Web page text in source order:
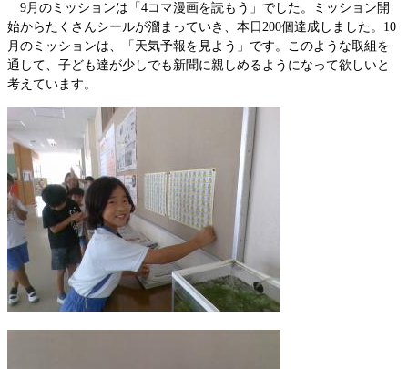
9月のミッションは「4コマ漫画を読もう」でした。ミッション開
始からたくさんシールが溜まっていき、本日200個達成しました。10
月のミッションは、「天気予報を見よう」です。このような取組を
通して、子ども達が少しでも新聞に親しめるようになって欲しいと
考えています。